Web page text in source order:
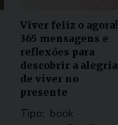
Viver feliz o agora!
365 mensagens e
reflexões para
descobrir a alegria
de viver no
presente
Tipo: book